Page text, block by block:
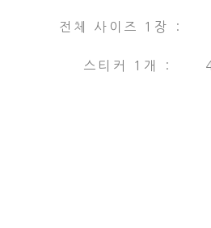
전체 사이즈 1장 :
스티커 1개 :